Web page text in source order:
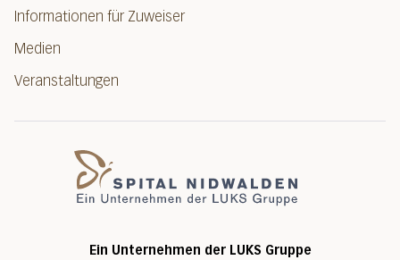
Informationen für Zuweiser
Medien
Veranstaltungen
Ein Unternehmen der LUKS Gruppe